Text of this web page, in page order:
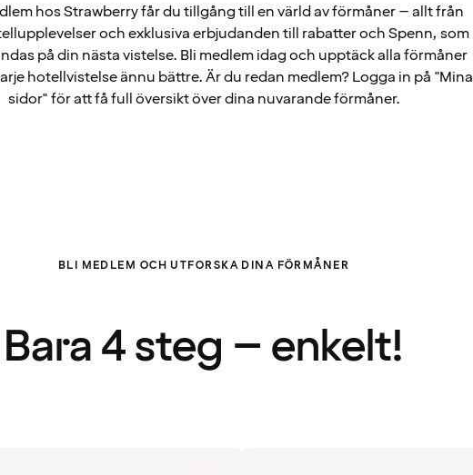
hos Strawberry får du tillgång till en värld av förmåner – allt från
och exklusiva erbjudanden till rabatter och Spenn, som
på din nästa vistelse. Bli medlem idag och upptäck alla förmåner
hotellvistelse ännu bättre. Är du redan medlem? Logga in på "Mina
sidor" för att få full översikt över dina nuvarande förmåner.
BLI MEDLEM OCH UTFORSKA DINA FÖRMÅNER
Bara 4 steg – enkelt!